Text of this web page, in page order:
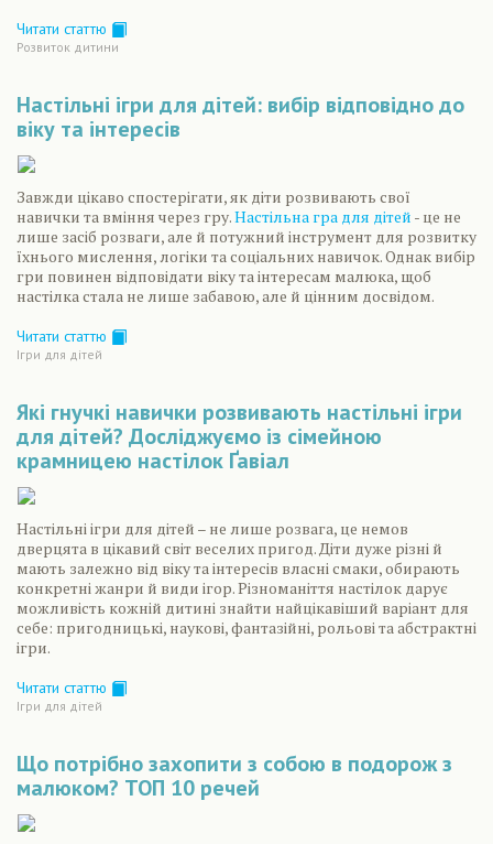
Читати статтю
Розвиток дитини
Настільні ігри для дітей: вибір відповідно до
віку та інтересів
Завжди цікаво спостерігати, як діти розвивають свої
навички та вміння через гру.Настільна гра для дітей - це не
лише засіб розваги, але й потужний інструмент для розвитку
їхнього мислення, логіки та соціальних навичок. Однак вибір
гри повинен відповідати віку та інтересам малюка, щоб
настілка стала не лише забавою, але й цінним досвідом.
Читати статтю
Ігри для дітей
Які гнучкі навички розвивають настільні ігри
для дітей? Досліджуємо із сімейною
крамницею настілок Ґавіал
Настільні ігри для дітей – не лише розвага, це немов
дверцята в цікавий світ веселих пригод. Діти дуже різні й
мають залежно від віку та інтересів власні смаки, обирають
конкретні жанри й види ігор. Різноманіття настілок дарує
можливість кожній дитині знайти найцікавіший варіант для
себе: пригодницькі, наукові, фантазійні, рольові та абстрактні
ігри.
Читати статтю
Ігри для дітей
Що потрібно захопити з собою в подорож з
малюком? ТОП 10 речей